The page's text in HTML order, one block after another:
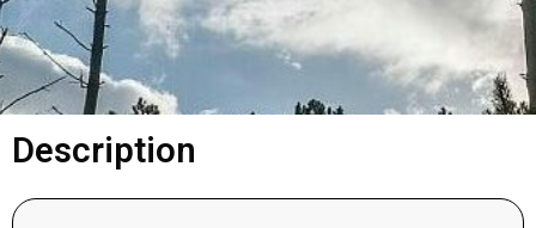
Description